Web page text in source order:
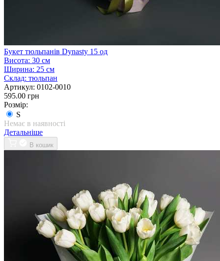
Букет тюльпанів Dynasty 15 од
Висота: 30 см
Ширина: 25 см
Склад: тюльпан
Артикул: 0102-0010
595.00 грн
Розмір:
S
Немає в наявності
Детальніше
В кошик